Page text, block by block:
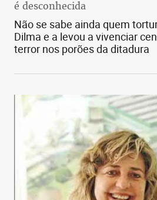
é desconhecida
Não se sabe ainda quem
Dilma e a levou a vivenciar
terror nos porões da ditadura